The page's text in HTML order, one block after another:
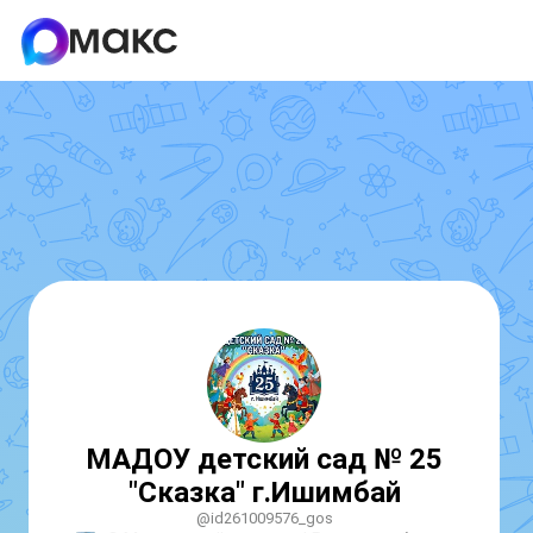
МАДОУ детский сад № 25
"Сказка" г.Ишимбай
@id261009576_gos